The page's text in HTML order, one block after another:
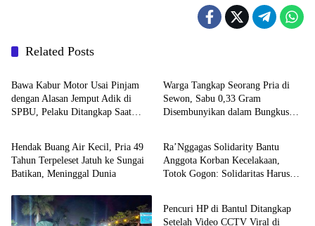
Related Posts
Berita
Bawa Kabur Motor Usai Pinjam
dengan Alasan Jemput Adik di
SPBU, Pelaku Ditangkap Saat
Warga Tangkap Seorang Pria di
Sewon, Sabu 0,33 Gram
Disembunyikan dalam Bungkus
Berita
Hendak Buang Air Kecil, Pria 49
Tahun Terpeleset Jatuh ke Sungai
Batikan, Meninggal Dunia
Berita
Ra’Nggagas Solidarity Bantu
Anggota Korban Kecelakaan,
Totok Gogon: Solidaritas Harus
Berita
Pencuri HP di Bantul Ditangkap
Setelah Video CCTV Viral di